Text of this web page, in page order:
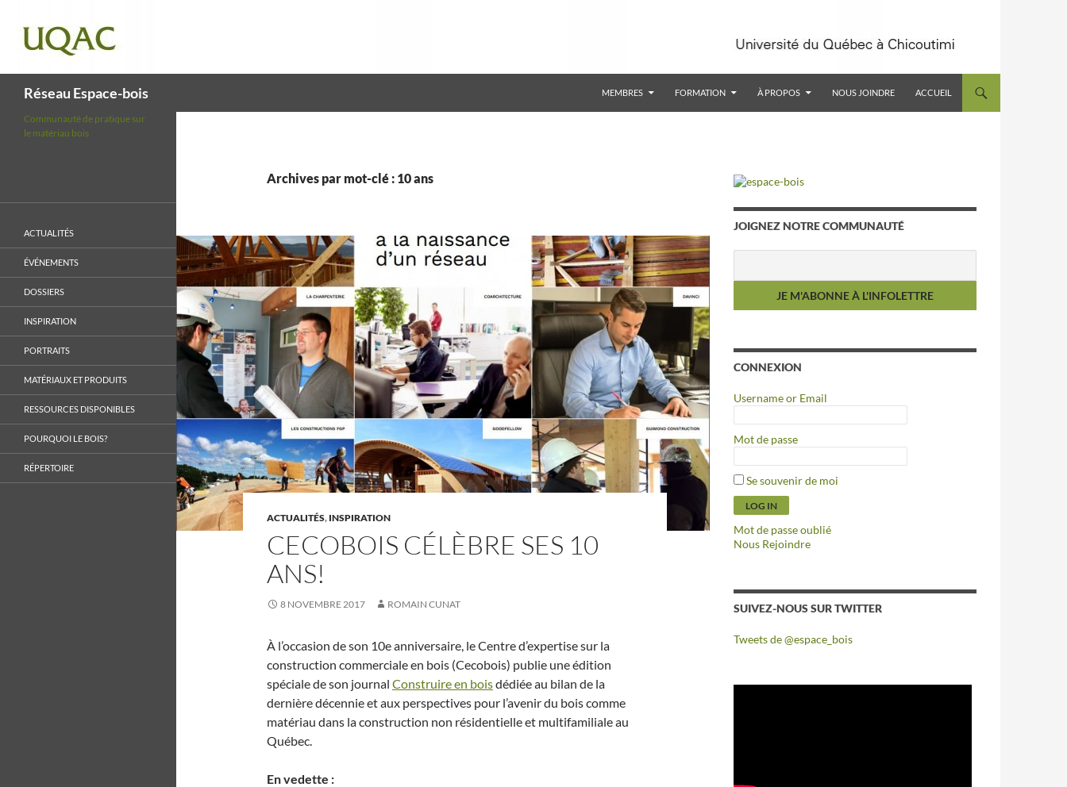
Réseau Espace-bois
MEMBRES
FORMATION À PROPOS NOUS JOINDRE ACCUEIL
Archives par mot-clé : 10 ans
ACTUALITÉS, INSPIRATION
CECOBOIS CÉLÈBRE SES 10
ANS!
8 NOVEMBRE 2017 ROMAIN CUNAT
À l’occasion de son 10e anniversaire, le Centre d’expertise sur la
construction commerciale en bois (Cecobois) publie une édition
spéciale de son journal Construire en boisdédiée au bilan de la
dernière décennie et aux perspectives pour l’avenir du bois comme
matériau dans la construction non résidentielle et multifamiliale au
Québec.
En vedette :
JOIGNEZ NOTRE COMMUNAUTÉ
CONNEXION
Username or Email
Mot de passe
Se souvenir de moi
Mot de passe oublié
Nous Rejoindre
SUIVEZ-NOUS SUR TWITTER
Tweets de @espace_bois
Communauté de pratique sur
le matériau bois
ACTUALITÉS
ÉVÉNEMENTS
DOSSIERS
INSPIRATION
PORTRAITS
MATÉRIAUX ET PRODUITS
RESSOURCES DISPONIBLES
POURQUOI LE BOIS?
RÉPERTOIRE